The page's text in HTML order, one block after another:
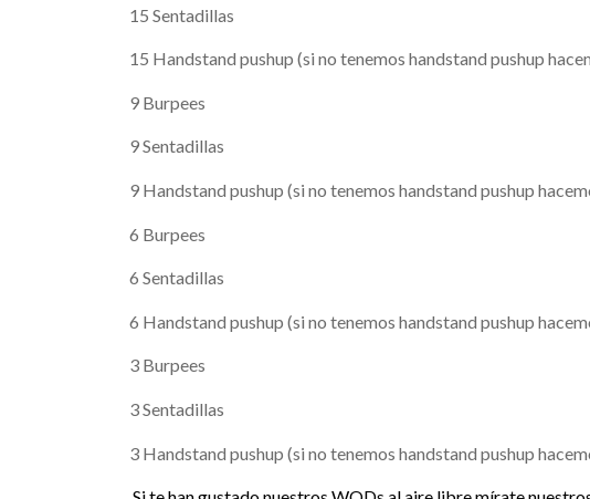
15 Sentadillas
15 Handstand pushup (si no tenemos handstand pushup
9 Burpees
9 Sentadillas
9 Handstand pushup (si no tenemos handstand pushup
6 Burpees
6 Sentadillas
6 Handstand pushup (si no tenemos handstand pushup
3 Burpees
3 Sentadillas
3 Handstand pushup (si no tenemos handstand pushup